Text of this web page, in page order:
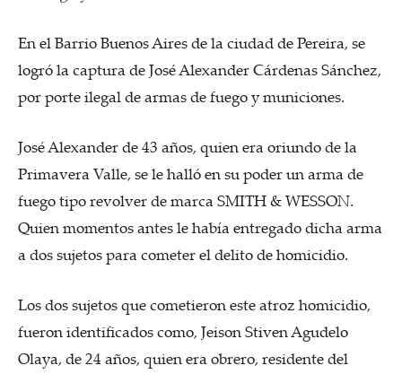
En el Barrio Buenos Aires de la ciudad de Pereira, se
logró la captura de José Alexander Cárdenas Sánchez,
por porte ilegal de armas de fuego y municiones.
José Alexander de 43 años, quien era oriundo de la
Primavera Valle, se le halló en su poder un arma de
fuego tipo revolver de marca SMITH & WESSON.
Quien momentos antes le había entregado dicha arma
a dos sujetos para cometer el delito de homicidio.
Los dos sujetos que cometieron este atroz homicidio,
fueron identificados como, Jeison Stiven Agudelo
Olaya, de 24 años, quien era obrero, residente del